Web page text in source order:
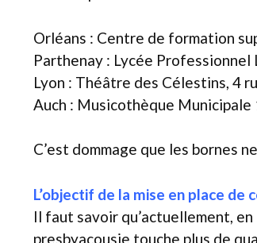
Orléans : Centre de formation
Parthenay : Lycée
Lyon : Théâtre des Célestins, 4
Auch : Musicothèque Municipale
C’est dommage que les bornes
L’objectif de la mise en place
Il faut savoir qu’actuellement,
presbyacousie touche plus de